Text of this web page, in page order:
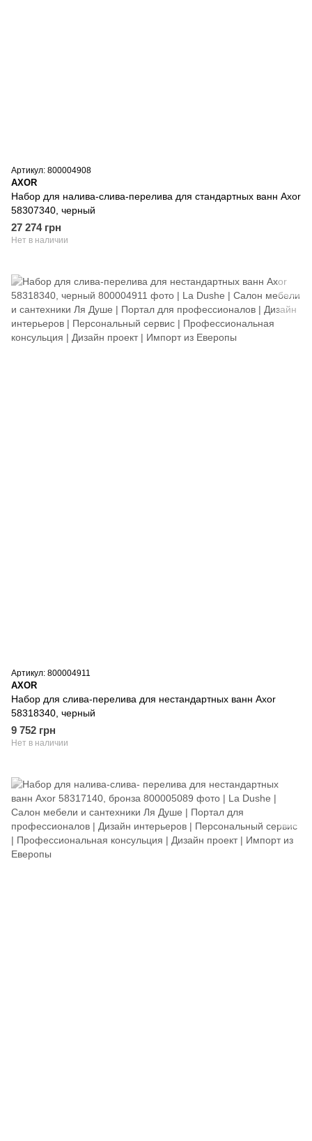
Артикул: 800004908
AXOR
Набор для налива-слива-перелива для стандартных ванн Axor
58307340, черный
27 274 грн
Нет в наличии
Артикул: 800004911
AXOR
Набор для слива-перелива для нестандартных ванн Axor
58318340, черный
9 752 грн
Нет в наличии